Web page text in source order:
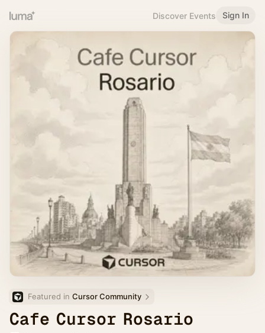
Discover Events Sign In
Featured in Cursor Community
Cafe Cursor Rosario